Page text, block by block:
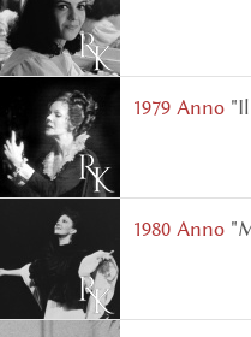
1979 Аnno
1980 Аnno